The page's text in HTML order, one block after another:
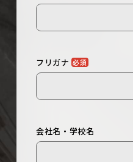
フリガナ 必須
会社名・学校名